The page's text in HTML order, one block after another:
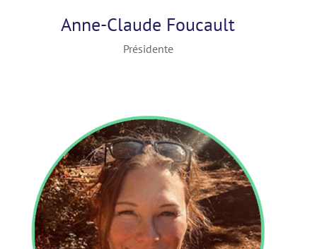
Anne-Claude Foucault
Présidente